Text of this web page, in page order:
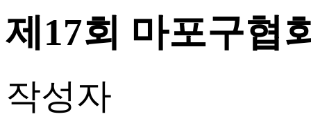
제17회 마포구협
작성자